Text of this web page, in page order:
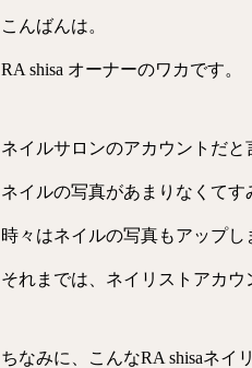
こんばんは。
RA shisa オーナーのワカです。
ネイルサロンのアカウントだと
ネイルの写真があまりなくてす
時々はネイルの写真もアップし
それまでは、ネイリストアカ
ちなみに、こんなRA shisaネイ